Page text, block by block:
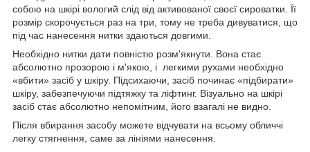
собою на шкірі вологий слід від активованої своєї сироватки. Її
розмір скорочується раз на три, тому не треба дивуватися, що
під час нанесення нитки здаються довгими.
Необхідно нитки дати повністю розм'якнути. Вона стає
абсолютно прозорою і м'якою, і легкими рухами необхідно
«вбити» засіб у шкіру. Підсихаючи, засіб починає «підбирати»
шкіру, забезпечуючи підтяжку та ліфтинг. Візуально на шкірі
засіб стає абсолютно непомітним, його взагалі не видно.
Після вбирання засобу можете відчувати на всьому обличчі
легку стягнення, саме за лініями нанесення.